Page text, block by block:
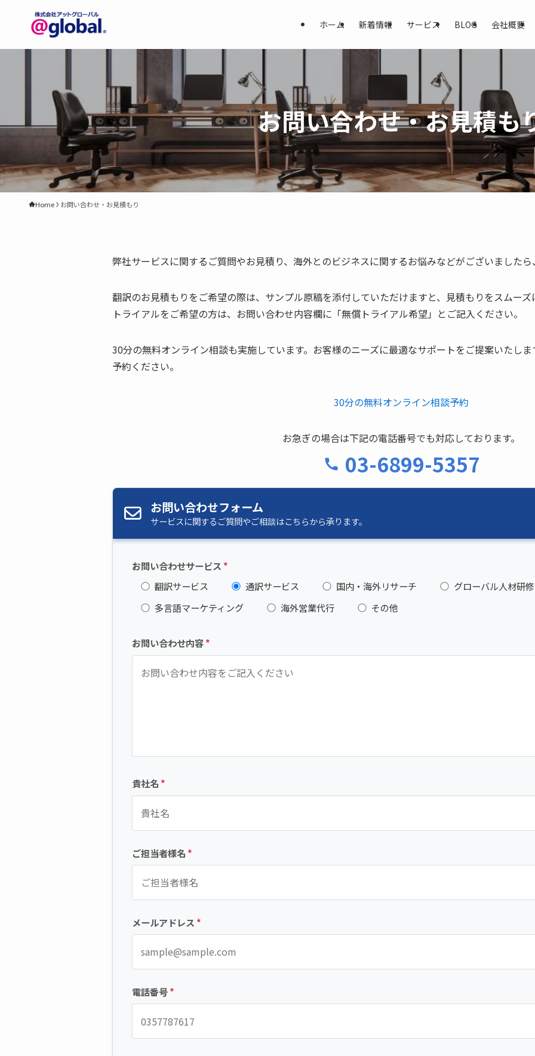
ホーム 新着情報 サービス BLOG 会社概要
お問い合わせ・お見積も
Home お問い合わせ・お見積もり
弊社サービスに関するご質問やお見積り、海外とのビジネスに関するお悩みなどがございましたら
翻訳のお見積もりをご希望の際は、サンプル原稿を添付していただけますと、見積もりをスムー
トライアルをご希望の方は、お問い合わせ内容欄に「無償トライアル希望」とご記入ください。
30分の無料オンライン相談も実施しています。お客様のニーズに最適なサポートをご提案いたし
予約ください。
30分の無料オンライン相談予約
お急ぎの場合は下記の電話番号でも対応しております。
03-6899-5357
お問い合わせフォーム
サービスに関するご質問やご相談はこちらから承ります。
お問い合わせサービス *
翻訳サービス
通訳サービス 国内・海外リサーチ
グローバル人材研修
多言語マーケティング
海外営業代行 その他
お問い合わせ内容*
貴社名 *
ご担当者様名 *
メールアドレス *
電話番号*